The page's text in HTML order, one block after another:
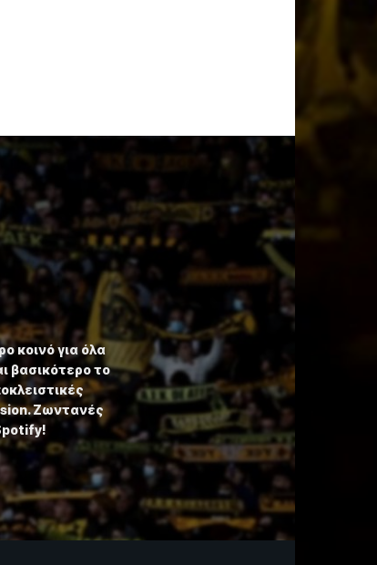
κοινό για όλα
βασικότερο το
Ζωντανές